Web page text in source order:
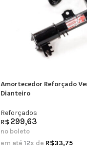
Amortecedor Reforçado
Dianteiro
Reforçados
R$299,63
no boleto
em até 12x de R$33,75